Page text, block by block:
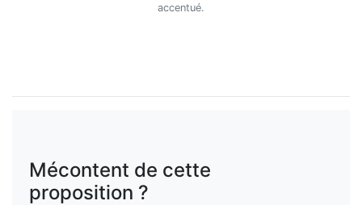
accentué.
Mécontent de cette
proposition ?